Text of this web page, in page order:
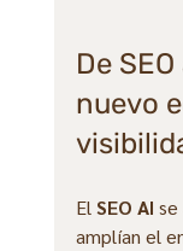
De SEO
nuevo
El SEO AI se
amplían el